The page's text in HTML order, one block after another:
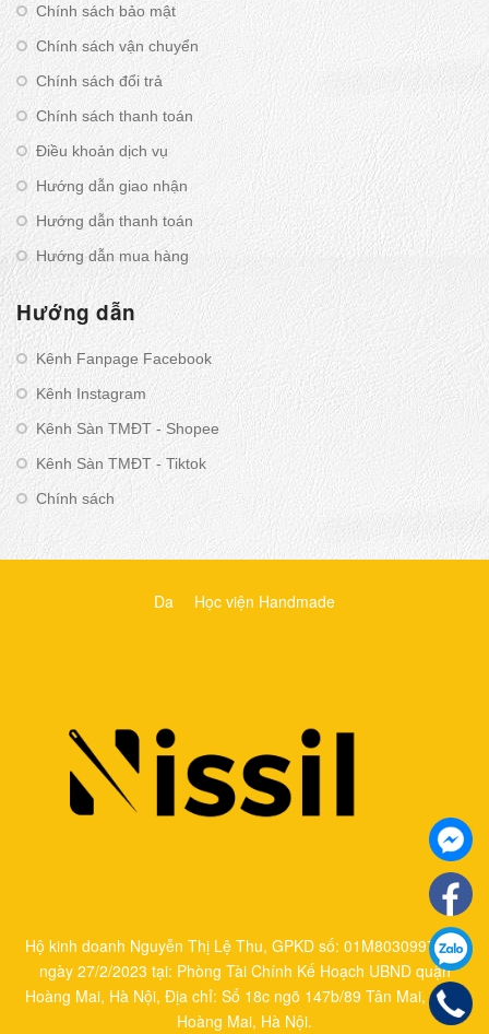
Chính sách bảo mật
Chính sách vận chuyển
Chính sách đổi trả
Chính sách thanh toán
Điều khoản dịch vụ
Hướng dẫn giao nhận
Hướng dẫn thanh toán
Hướng dẫn mua hàng
Hướng dẫn
Kênh Fanpage Facebook
Kênh Instagram
Kênh Sàn TMĐT - Shopee
Kênh Sàn TMĐT - Tiktok
Chính sách
Da Học viện Handmade
Hộ kinh doanh Nguyễn Thị Lệ Thu, GPKD số: 01M8030997 cấp
ngày 27/2/2023 tại: Phòng Tài Chính Kế Hoạch UBND quận
Hoàng Mai, Hà Nội, Địa chỉ: Số 18c ngõ 147b/89 Tân Mai, quận
Hoàng Mai, Hà Nội.